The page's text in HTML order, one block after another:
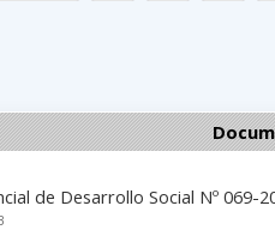
de Desarrollo Social Nº 069-